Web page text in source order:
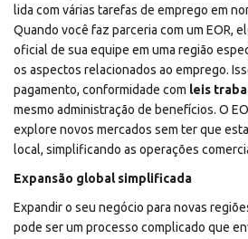
lida com várias tarefas de emprego em
Quando você faz parceria com um EOR,
oficial de sua equipe em uma região
os aspectos relacionados ao emprego.
pagamento, conformidade com leis
mesmo administração de benefícios. O
explore novos mercados sem ter que
local, simplificando as operações
Expansão global simplificada
Expandir o seu negócio para novas
pode ser um processo complicado que